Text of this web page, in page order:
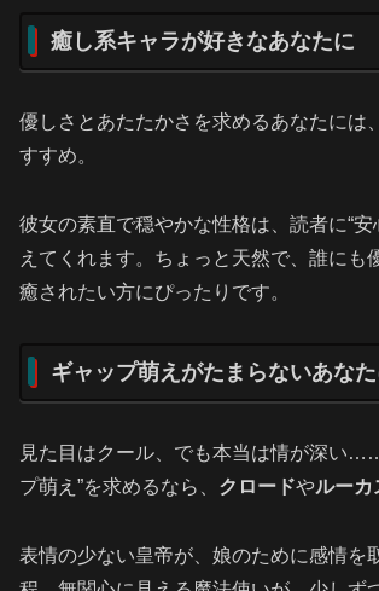
癒し系キャラが好きなあなたに
優しさとあたたかさを求めるあなたには、
すすめ。
彼女の素直で穏やかな性格は、読者に“安
えてくれます。ちょっと天然で、誰にも
癒されたい方にぴったりです。
ギャップ萌えがたまらないあな
見た目はクール、でも本当は情が深い
プ萌え”を求めるなら、 クロードやルーカ
表情の少ない皇帝が、娘のために感情を